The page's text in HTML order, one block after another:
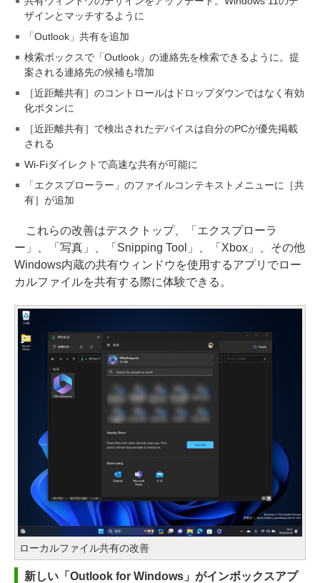
ザインとマッチするように
「Outlook」共有を追加
検索ボックスで「Outlook」の連絡先を検索できるように。提
案される連絡先の候補も増加
［近距離共有］のコントロールはドロップダウンではなく有効
化ボタンに
［近距離共有］で検出されたデバイスは自分のPCが優先掲載
される
Wi-Fiダイレクトで高速な共有が可能に
「エクスプローラー」のファイルコンテキストメニューに［共
有］が追加
これらの改善はデスクトップ、「エクスプローラ
ー」、「写真」、「Snipping Tool」、「Xbox」、その他
Windows内蔵の共有ウィンドウを使用するアプリでロー
カルファイルを共有する際に体験できる。
ローカルファイル共有の改善
新しい「Outlook for Windows」がインボックスアプ